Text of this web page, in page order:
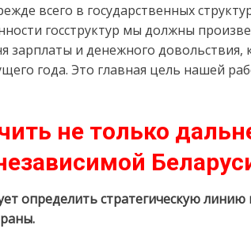
всего в государственных
госструктур мы должны
зарплаты и денежного довольствия,
года. Это главная цель нашей
не только
определить стратегическую